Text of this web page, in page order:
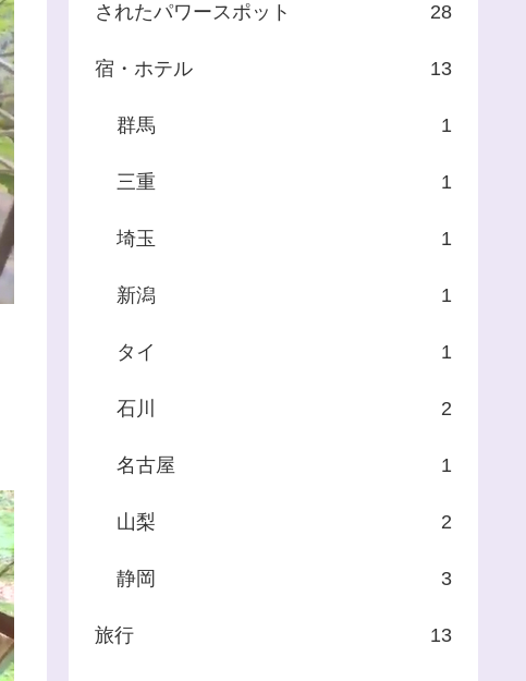
されたパワースポット
28
宿・ホテル 13
群馬 1
三重 1
埼玉 1
新潟 1
タイ 1
石川 2
名古屋 1
山梨 2
静岡 3
旅行 13